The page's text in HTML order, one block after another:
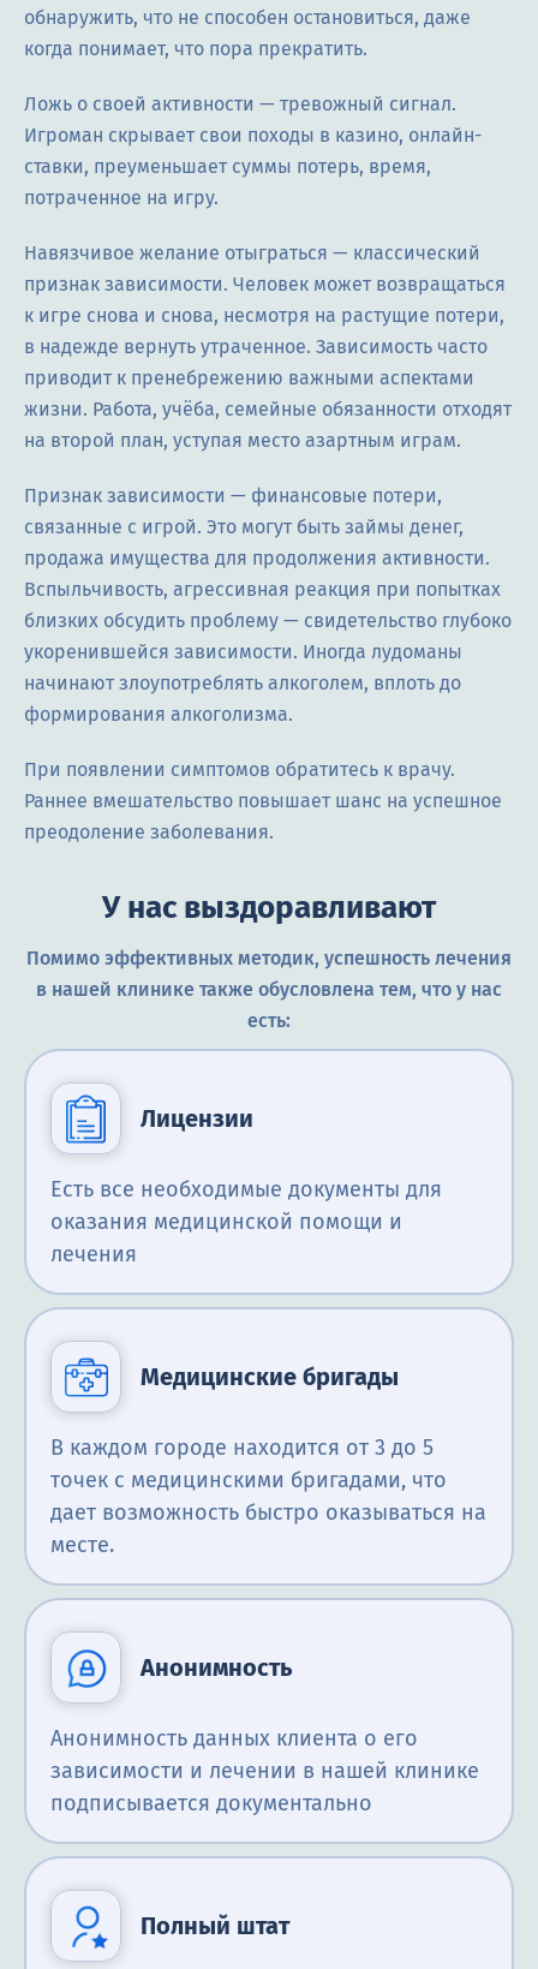
обнаружить, что не способен остановиться, даже
когда понимает, что пора прекратить.
Ложь о своей активности — тревожный сигнал.
Игроман скрывает свои походы в казино, онлайн-
ставки, преуменьшает суммы потерь, время,
потраченное на игру.
Навязчивое желание отыграться — классический
признак зависимости. Человек может возвращаться
к игре снова и снова, несмотря на растущие потери,
в надежде вернуть утраченное. Зависимость часто
приводит к пренебрежению важными аспектами
жизни. Работа, учёба, семейные обязанности отходят
на второй план, уступая место азартным играм.
Признак зависимости — финансовые потери,
связанные с игрой. Это могут быть займы денег,
продажа имущества для продолжения активности.
Вспыльчивость, агрессивная реакция при попытках
близких обсудить проблему — свидетельство глубоко
укоренившейся зависимости. Иногда лудоманы
начинают злоупотреблять алкоголем, вплоть до
формирования алкоголизма.
При появлении симптомов обратитесь к врачу.
Раннее вмешательство повышает шанс на успешное
преодоление заболевания.
У нас выздоравливают
Помимо эффективных методик, успешность лечения
в нашей клинике также обусловлена тем, что у нас
есть:
Лицензии
Есть все необходимые документы для
оказания медицинской помощи и
лечения
Медицинские бригады
В каждом городе находится от 3 до 5
точек с медицинскими бригадами, что
дает возможность быстро оказываться на
месте.
Анонимность
Анонимность данных клиента о его
зависимости и лечении в нашей клинике
подписывается документально
Полный штат